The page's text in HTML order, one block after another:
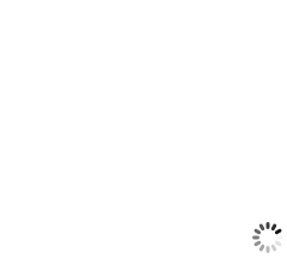
Wind Gust: